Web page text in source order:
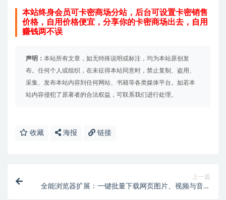
本站终身会员可卡密商场分站，后台可设置卡密销售
价格，自用价格便宜，分享你的卡密商场出去，自用
赚钱两不误
声明： 本站所有文章，如无特殊说明或标注，均为本站原创发
布。任何个人或组织，在未征得本站同意时，禁止复制、盗用、
采集、发布本站内容到任何网站、书籍等各类媒体平台。如若本
站内容侵犯了原著者的合法权益，可联系我们进行处理。
收藏 海报 链接
上一篇
全能浏览器扩展：一键批量下载网页图片、视频与音乐